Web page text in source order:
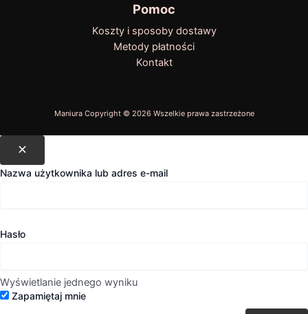
Wyświetlanie jednego wyniku
Pomoc
Koszty i sposoby dostawy
Metody płatności
Kontakt
Nazwa użytkownika lub adres e-mail
Hasło
Zapamiętaj mnie